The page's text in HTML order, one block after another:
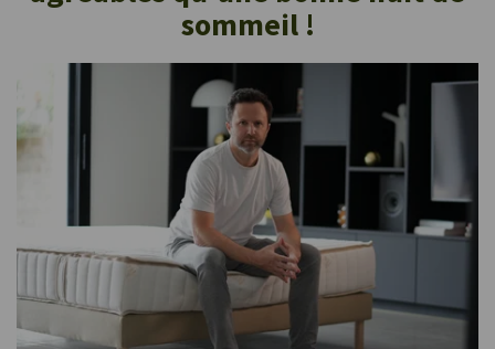
sommeil !